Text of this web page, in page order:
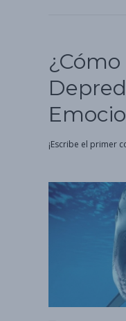
¡Escribe el primer